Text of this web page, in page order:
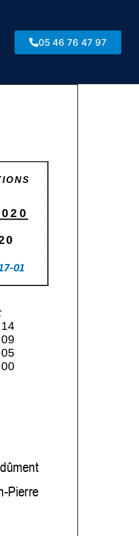
05 46 76 47 97